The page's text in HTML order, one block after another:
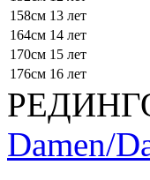
158см 13 лет
164см 14 лет
170см 15 лет
176см 16 лет
Damen/